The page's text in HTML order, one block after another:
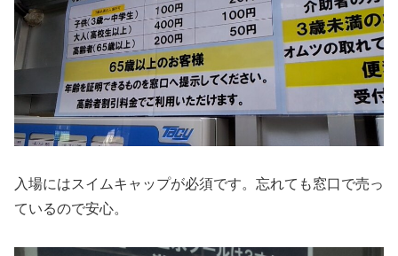
入場にはスイムキャップが必須です。忘れても窓口で売っ
ているので安心。